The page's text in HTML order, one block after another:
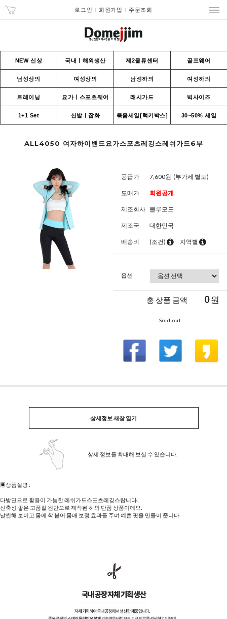
로그인 회원가입 주문조회
NEW 신상 국내ㅣ해외생산 제2물류센터 골프웨어
남성상의 여성상의 남성하의 여성하의
트레이닝 요가ㅣ스포츠웨어 래시가드 빅사이즈
1+1 Set 신발ㅣ잡화 묶음세일[럭키박스] 30~50% 세일
ALL4050 여자하이밴드요가스포츠레깅스레쉬가드6부
공급가 7,600원 (부가세 별도)
도매가 회원공개
제조회사 블루모드
제조국 대한민국
배송비 (조건) 지역별
옵션
총 상품 금액 0원
Sold out
상세정보 새창 열기
상세 정보를 확대해 보실 수 있습니다.
▣상품설명 :
다방면으로 활용이 가능한 레쉬가드스포츠레깅스랍니다.
신축성 좋은 고품질 원단으로 제작된 하의 단품 상품이에요.
날씬해 보이고 몸에 착 붙어 몸매 보정 효과를 주며 예쁜 핏을 만들어 줍니다.